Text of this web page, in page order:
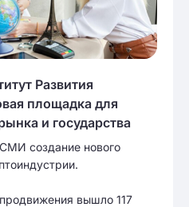
Развития
площадка для
и государства
создание нового
вышло 117